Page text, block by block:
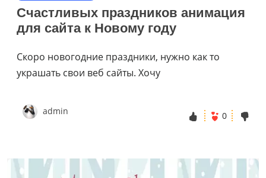
Счастливых праздников анимация
для сайта к Новому году
Скоро новогодние праздники, нужно как то
украшать свои веб сайты. Хочу
admin 0